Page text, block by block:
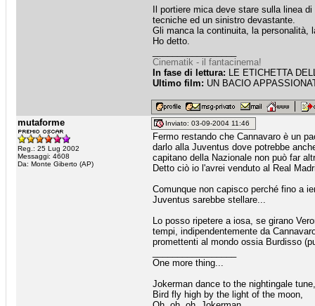
Il portiere mica deve stare sulla linea
tecniche ed un sinistro devastante.
Gli manca la continuita, la personalità,
Ho detto.
Cinematik - il fantacinema!
In fase di lettura: LE ETICHETTA
Ultimo film: UN BACIO
mutaforme
Reg.: 25 Lug 2002
Messaggi: 4608
Da: Monte Giberto (AP)
Inviato: 03-09-2004 11:46
Fermo restando che Cannavaro è un
darlo alla Juventus dove potrebbe
capitano della Nazionale non può far
Detto ciò io l'avrei venduto al Real
Comunque non capisco perché fino a
Juventus sarebbe stellare...
Lo posso ripetere a iosa, se girano
tempi, indipendentemente da
promettenti al mondo ossia Burdisso
One more thing...
Jokerman dance to the nightingale tune,
Bird fly high by the light of the moon,